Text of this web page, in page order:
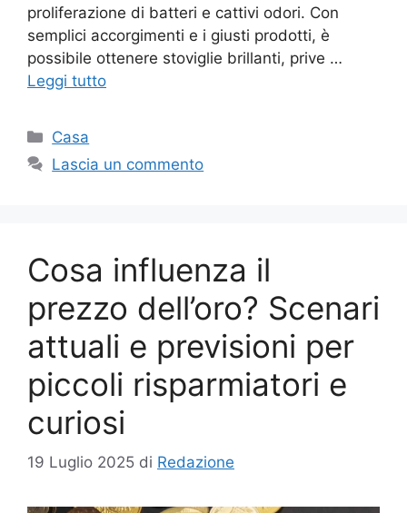
proliferazione di batteri e cattivi odori. Con
semplici accorgimenti e i giusti prodotti, è
possibile ottenere stoviglie brillanti, prive …
Leggi tutto
Categorie
Casa
Lascia un commento
Cosa influenza il
prezzo dell’oro? Scenari
attuali e previsioni per
piccoli risparmiatori e
curiosi
19 Luglio 2025 di Redazione